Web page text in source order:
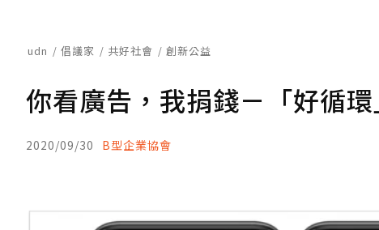
udn 倡議家 共好社會 創新公益
你看廣告，我捐錢－「好循
2020/09/30 B型企業協會